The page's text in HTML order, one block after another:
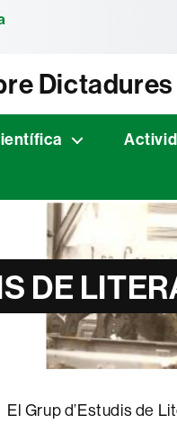
DE
El Grup d’Estudis de